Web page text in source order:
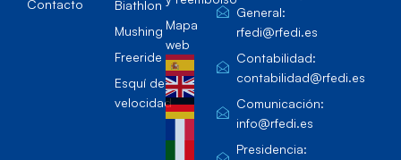
Contacto
Biathlon
Mushing
Freeride
Esquí de
velocidad
Mapa
web
General:
rfedi@rfedi.es
Contabilidad:
contabilidad@rfedi.es
Comunicación:
info@rfedi.es
Presidencia: